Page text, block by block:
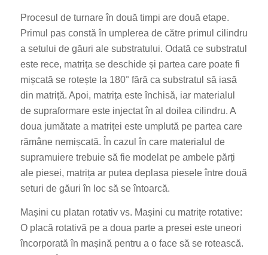
Procesul de turnare în două timpi are două etape.
Primul pas constă în umplerea de către primul cilindru
a setului de găuri ale substratului. Odată ce substratul
este rece, matrița se deschide și partea care poate fi
mișcată se rotește la 180° fără ca substratul să iasă
din matriță. Apoi, matrița este închisă, iar materialul
de supraformare este injectat în al doilea cilindru. A
doua jumătate a matriței este umplută pe partea care
rămâne nemișcată. În cazul în care materialul de
supramuiere trebuie să fie modelat pe ambele părți
ale piesei, matrița ar putea deplasa piesele între două
seturi de găuri în loc să se întoarcă.
Mașini cu platan rotativ vs. Mașini cu matrițe rotative:
O placă rotativă pe a doua parte a presei este uneori
încorporată în mașină pentru a o face să se rotească.